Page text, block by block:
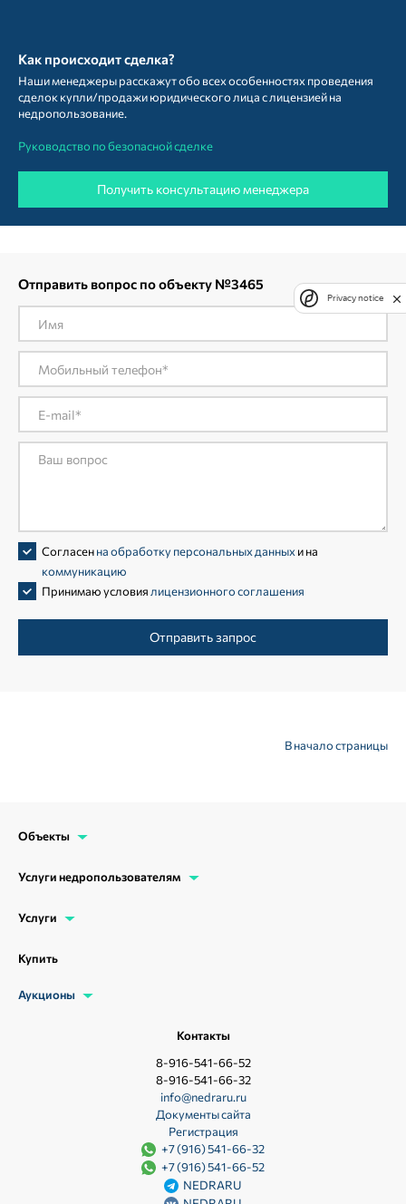
Как происходит сделка?
Наши менеджеры расскажут обо всех особенностях проведения
сделок купли/продажи юридического лица с лицензией на
недропользование.
Руководство по безопасной сделке
Получить консультацию менеджера
Отправить вопрос по объекту №3465
Согласенна обработку персональных данных и на
коммуникацию
Принимаю условия лицензионного соглашения
Отправить запрос
В начало страницы
Объекты
Услуги недропользователям
Услуги
Купить
Аукционы
Контакты
8-916-541-66-52
8-916-541-66-32
info@nedraru.ru
Документы сайта
Регистрация
+7 (916) 541-66-32
+7 (916) 541-66-52
NEDRARU
Privacy notice